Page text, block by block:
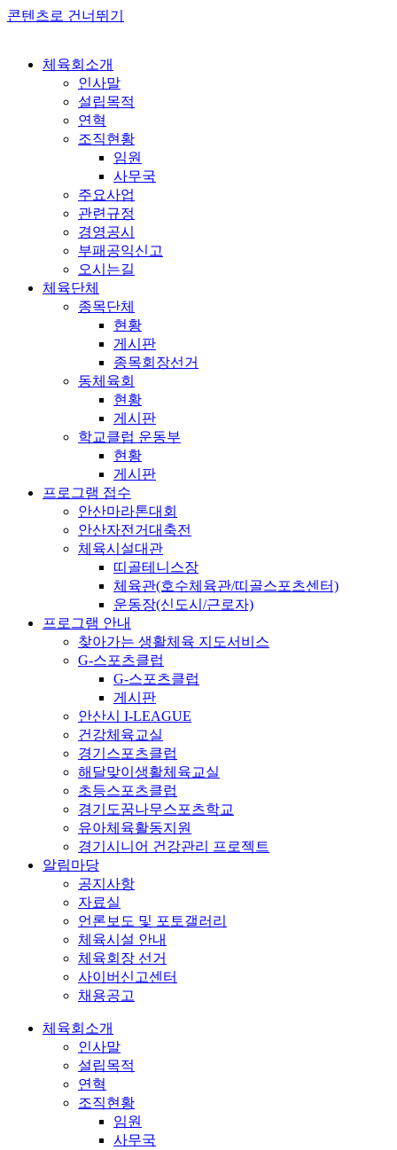
콘텐츠로 건너뛰기
체육회소개
인사말
설립목적
연혁
조직현황
임원
사무국
주요사업
관련규정
경영공시
부패공익신고
오시는길
체육단체
종목단체
현황
게시판
종목회장선거
동체육회
현황
게시판
학교클럽 운동부
현황
게시판
프로그램 접수
안산마라톤대회
안산자전거대축전
체육시설대관
띠골테니스장
체육관(호수체육관/띠골스포츠센터)
운동장(신도시/근로자)
프로그램 안내
찾아가는 생활체육 지도서비스
G-스포츠클럽
G-스포츠클럽
게시판
안산시 I-LEAGUE
건강체육교실
경기스포츠클럽
해달맞이생활체육교실
초등스포츠클럽
경기도꿈나무스포츠학교
유아체육활동지원
경기시니어 건강관리 프로젝트
알림마당
공지사항
자료실
언론보도 및 포토갤러리
체육시설 안내
체육회장 선거
사이버신고센터
채용공고
체육회소개
인사말
설립목적
연혁
조직현황
임원
사무국